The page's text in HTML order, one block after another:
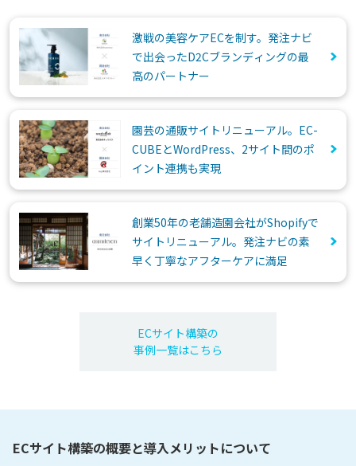
激戦の美容ケアECを制す。発注ナビ
で出会ったD2Cブランディングの最
高のパートナー
園芸の通販サイトリニューアル。EC-
CUBEとWordPress、2サイト間のポ
イント連携も実現
創業50年の老舗造園会社がShopifyで
サイトリニューアル。発注ナビの素
早く丁寧なアフターケアに満足
ECサイト構築の
事例一覧はこちら
ECサイト構築の概要と導入メリットについて